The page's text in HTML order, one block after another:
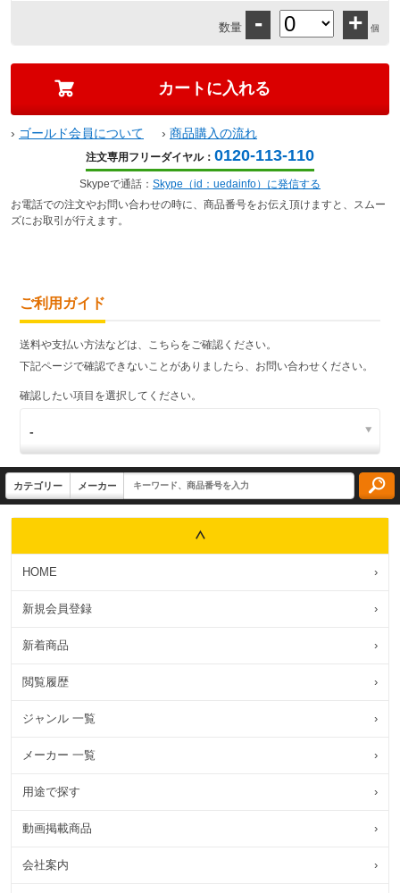
数量 - + 個
› ゴールド会員について › 商品購入の流れ
注文専用フリーダイヤル： 0120-113-110
Skypeで通話： Skype（id：uedainfo）に発信する
お電話での注文やお問い合わせの時に、商品番号をお伝え頂けますと、スムー
ズにお取引が行えます。
ご利用ガイド
送料や支払い方法などは、こちらをご確認ください。
下記ページで確認できないことがありましたら、お問い合わせください。
確認したい項目を選択してください。
HOME ›
新規会員登録 ›
新着商品 ›
閲覧履歴 ›
ジャンル 一覧 ›
メーカー 一覧 ›
用途で探す ›
動画掲載商品 ›
会社案内 ›